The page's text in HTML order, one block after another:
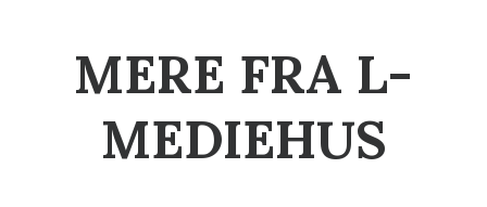
MERE FRA L-
MEDIEHUS